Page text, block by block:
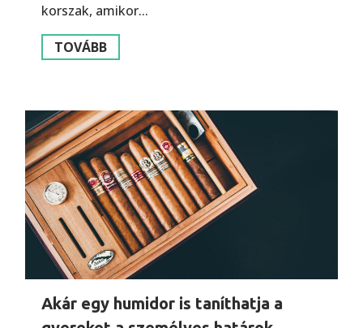
korszak, amikor...
TOVÁBB
Akár egy humidor is taníthatja a